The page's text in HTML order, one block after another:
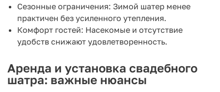
Сезонные ограничения: Зимой шатер менее
практичен без усиленного утепления.
Комфорт гостей: Насекомые и отсутствие
удобств снижают удовлетворенность.
Аренда и установка свадебного
шатра: важные нюансы